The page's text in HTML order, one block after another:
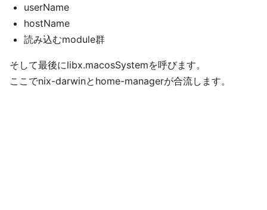
userName
hostName
読み込むmodule群
そして最後にlibx.macosSystemを呼びます。
ここでnix-darwinとhome-managerが合流します。